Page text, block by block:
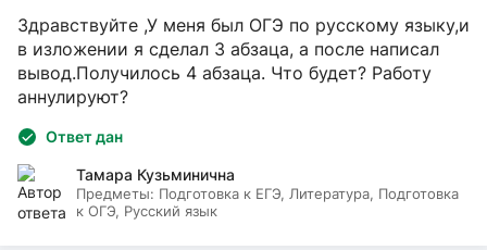
Здравствуйте ,У меня был ОГЭ по русскому языку,и
в изложении я сделал 3 абзаца, а после написал
вывод.Получилось 4 абзаца. Что будет? Работу
аннулируют?
Ответ дан
Тамара Кузьминична
Предметы: Подготовка к ЕГЭ, Литература, Подготовка
к ОГЭ, Русский язык